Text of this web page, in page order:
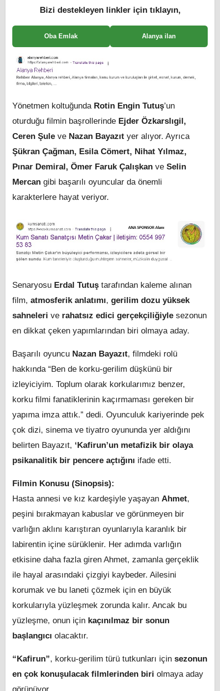
Bizi destekleyen linkler için tıklayın,
Oba Emlak Alanya ilan
Yönetmen koltuğunda Rotin Engin Tutuş’un
oturduğu filmin başrollerinde Ejder Özkarslıgil,
Ceren Şule ve Nazan Bayazıt yer alıyor. Ayrıca
Şükran Çağman, Esila Cömert, Nihat Yılmaz,
Pınar Demiral, Ömer Faruk Çalışkan ve Selin
Mercan gibi başarılı oyuncular da önemli
karakterlere hayat veriyor.
Senaryosu Erdal Tutuş tarafından kaleme alınan
film, atmosferik anlatımı, gerilim dozu yüksek
sahneleri ve rahatsız edici gerçekçiliğiyle sezonun
en dikkat çeken yapımlarından biri olmaya aday.
Başarılı oyuncu Nazan Bayazıt, filmdeki rolü
hakkında “Ben de korku-gerilim düşkünü bir
izleyiciyim. Toplum olarak korkularımız benzer,
korku filmi fanatiklerinin kaçırmaması gereken bir
yapıma imza attık.” dedi. Oyunculuk kariyerinde pek
çok dizi, sinema ve tiyatro oyununda yer aldığını
belirten Bayazıt, ‘Kafirun’un metafizik bir olaya
psikanalitik bir pencere açtığını ifade etti.
Filmin Konusu (Sinopsis):
Hasta annesi ve kız kardeşiyle yaşayan Ahmet,
peşini bırakmayan kabuslar ve görünmeyen bir
varlığın aklını karıştıran oyunlarıyla karanlık bir
labirentin içine sürüklenir. Her adımda varlığın
etkisine daha fazla giren Ahmet, zamanla gerçeklik
ile hayal arasındaki çizgiyi kaybeder. Ailesini
korumak ve bu laneti çözmek için en büyük
korkularıyla yüzleşmek zorunda kalır. Ancak bu
yüzleşme, onun için kaçınılmaz bir sonun
başlangıcı olacaktır.
“Kafirun”, korku-gerilim türü tutkunları için sezonun
en çok konuşulacak filmlerinden biri olmaya aday